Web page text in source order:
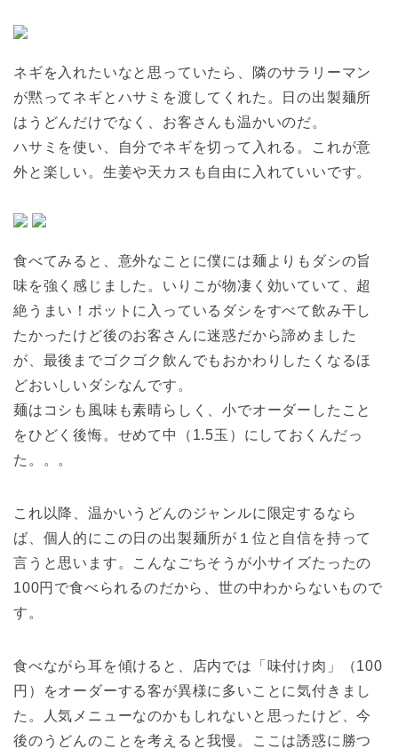
ネギを入れたいなと思っていたら、隣のサラリーマン
が黙ってネギとハサミを渡してくれた。日の出製麺所
はうどんだけでなく、お客さんも温かいのだ。
ハサミを使い、自分でネギを切って入れる。これが意
外と楽しい。生姜や天カスも自由に入れていいです。
食べてみると、意外なことに僕には麺よりもダシの旨
味を強く感じました。いりこが物凄く効いていて、超
絶うまい！ポットに入っているダシをすべて飲み干し
たかったけど後のお客さんに迷惑だから諦めました
が、最後までゴクゴク飲んでもおかわりしたくなるほ
どおいしいダシなんです。
麺はコシも風味も素晴らしく、小でオーダーしたこと
をひどく後悔。せめて中（1.5玉）にしておくんだっ
た。。。
これ以降、温かいうどんのジャンルに限定するなら
ば、個人的にこの日の出製麺所が１位と自信を持って
言うと思います。こんなごちそうが小サイズたったの
100円で食べられるのだから、世の中わからないもので
す。
食べながら耳を傾けると、店内では「味付け肉」（100
円）をオーダーする客が異様に多いことに気付きまし
た。人気メニューなのかもしれないと思ったけど、今
後のうどんのことを考えると我慢。ここは誘惑に勝つ